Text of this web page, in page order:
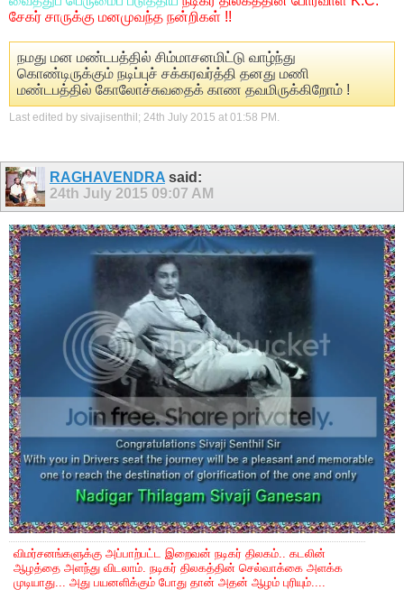
சேகர் சாருக்கு மனமுவந்த நன்றிகள் !!
நமது மன மண்டபத்தில் சிம்மாசனமிட்டு வாழ்ந்து
கொண்டிருக்கும் நடிப்புச் சக்கரவர்த்தி தனது மணி
மண்டபத்தில் கோலோச்சுவதைக் காண தவமிருக்கிறோம் !
Last edited by sivajisenthil; 24th July 2015 at 01:58 PM .
RAGHAVENDRA said:
24th July 2015 09:07 AM
விமர்சனங்களுக்கு அப்பாற்பட்ட இறைவன் நடிகர் திலகம்.. கடலின்
ஆழத்தை அளந்து விடலாம். நடிகர் திலகத்தின் செல்வாக்கை அளக்க
முடியாது... அது பயனளிக்கும் போது தான் அதன் ஆழம் புரியும்....